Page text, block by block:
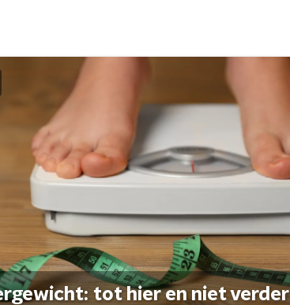
tot hier en niet verder